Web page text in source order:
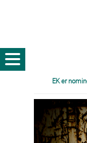
EK er